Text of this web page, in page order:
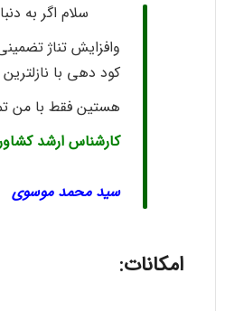
سلام اگر به
وافزایش تناژ
کود دهی با
هستین فقط با من
کارشناس ارشد
سید محمد موسوی
امکانات: